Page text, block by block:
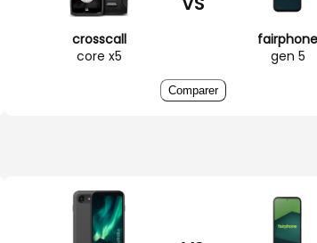
crosscall
core x5
fairphone
gen 5
Comparer